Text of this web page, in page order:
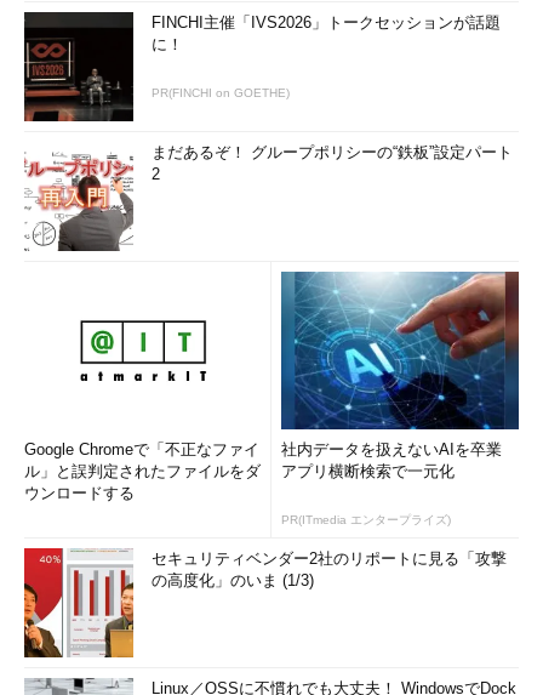
FINCHI主催「IVS2026」トークセッションが話題
に！
PR(FINCHI on GOETHE)
まだあるぞ！ グループポリシーの“鉄板”設定パート
2
Google Chromeで「不正なファイ
ル」と誤判定されたファイルをダ
ウンロードする
社内データを扱えないAIを卒業
アプリ横断検索で一元化
PR(ITmedia エンタープライズ)
セキュリティベンダー2社のリポートに見る「攻撃
の高度化」のいま (1/3)
Linux／OSSに不慣れでも大丈夫！ WindowsでDock